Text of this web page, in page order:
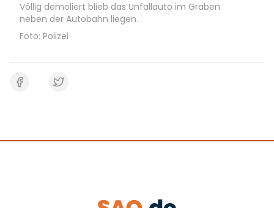
Völlig demoliert blieb das Unfallauto im Graben
neben der Autobahn liegen.
Foto: Polizei